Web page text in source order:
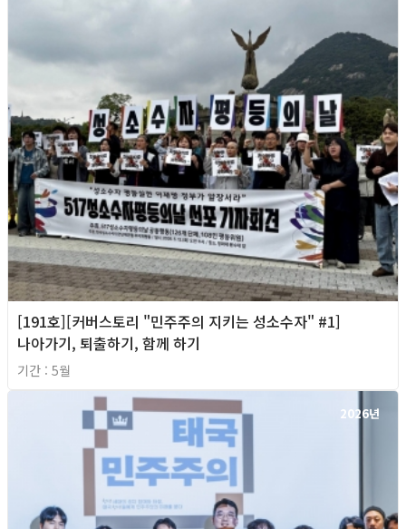
[191호][커버스토리 "민주주의 지키는 성소수자" #1]
나아가기, 퇴출하기, 함께 하기
기간 : 5월
2026년